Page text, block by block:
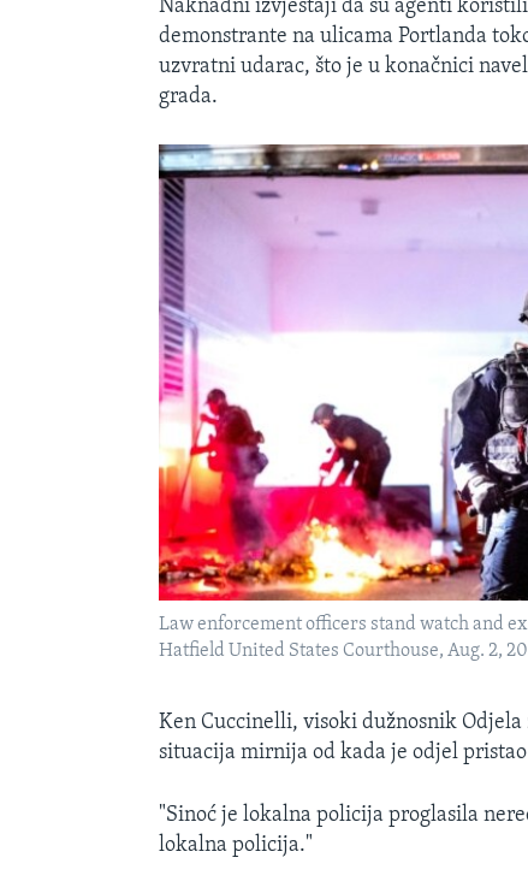
Naknadni izvještaji da su agenti
demonstrante na ulicama Portlanda
uzvratni udarac, što je u konačnici
grada.
Law enforcement officers stand watch and
Hatfield United States Courthouse, Aug. 2,
Ken Cuccinelli, visoki dužnosnik
situacija mirnija od kada je odjel pristao
"Sinoć je lokalna policija proglasila
lokalna policija."